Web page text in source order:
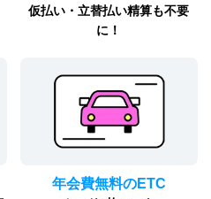
仮払い・立替払い精算も不要
に！
年会費無料のETC